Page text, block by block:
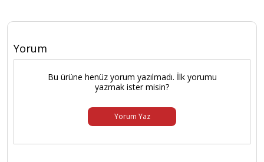
Yorum
Bu ürüne henüz yorum yazılmadı. İlk yorumu
yazmak ister misin?
Yorum Yaz